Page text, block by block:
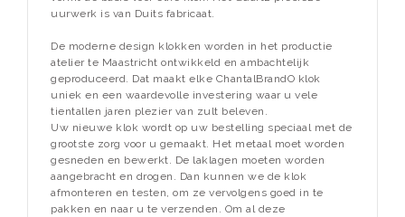
uurwerk is van Duits fabricaat.
De moderne design klokken worden in het productie
atelier te Maastricht ontwikkeld en ambachtelijk
geproduceerd. Dat maakt elke ChantalBrandO klok
uniek en een waardevolle investering waar u vele
tientallen jaren plezier van zult beleven.
Uw nieuwe klok wordt op uw bestelling speciaal met de
grootste zorg voor u gemaakt. Het metaal moet worden
gesneden en bewerkt. De laklagen moeten worden
aangebracht en drogen. Dan kunnen we de klok
afmonteren en testen, om ze vervolgens goed in te
pakken en naar u te verzenden. Om al deze